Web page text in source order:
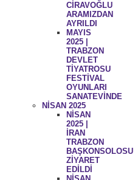
CİRAVOĞLU
ARAMIZDAN
AYRILDI
MAYIS
2025 |
TRABZON
DEVLET
TİYATROSU
FESTİVAL
OYUNLARI
SANATEVİNDE
NİSAN 2025
NİSAN
2025 |
İRAN
TRABZON
BAŞKONSOLOSU
ZİYARET
EDİLDİ